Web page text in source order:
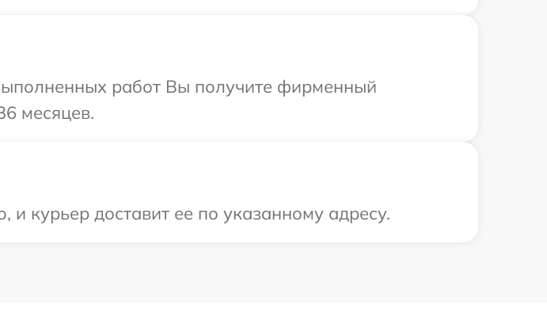
работ Вы получите фирменный
месяцев.
курьер доставит ее по указанному адресу.